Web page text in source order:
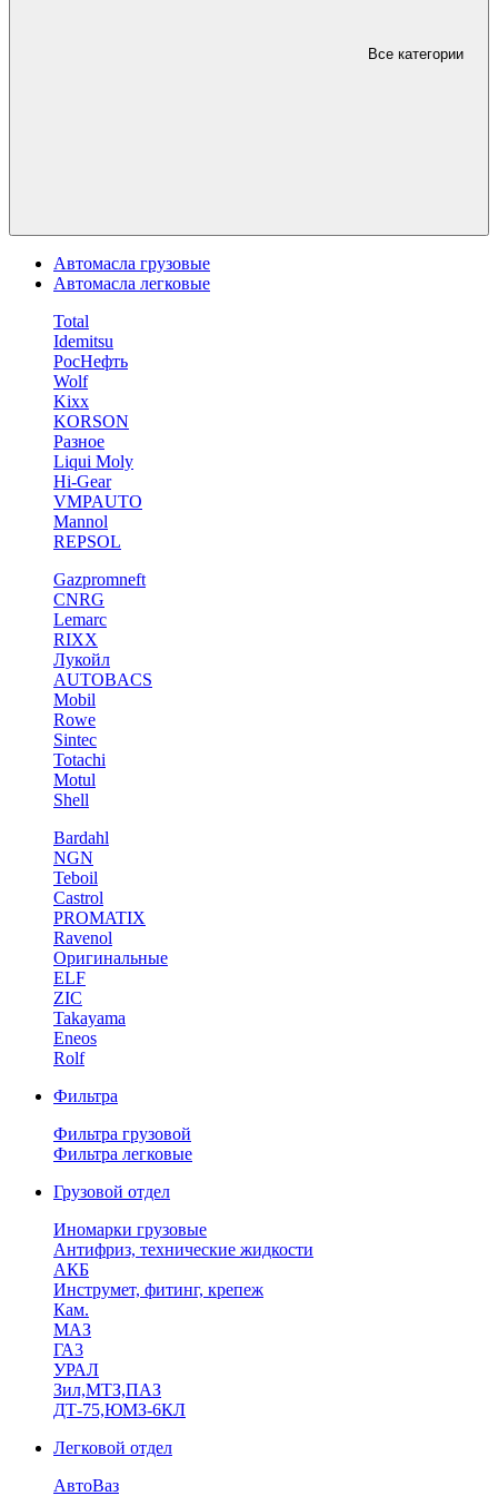
Все категории
Автомасла грузовые
Автомасла легковые
Total
Idemitsu
РосНефть
Wolf
Kixx
KORSON
Разное
Liqui Moly
Hi-Gear
VMPAUTO
Mannol
REPSOL
Gazpromneft
CNRG
Lemarc
RIXX
Лукойл
AUTOBACS
Mobil
Rowe
Sintec
Totachi
Motul
Shell
Bardahl
NGN
Teboil
Castrol
PROMATIX
Ravenol
Оригинальные
ELF
ZIC
Takayama
Eneos
Rolf
Фильтра
Фильтра грузовой
Фильтра легковые
Грузовой отдел
Иномарки грузовые
Антифриз, технические жидкости
АКБ
Инструмет, фитинг, крепеж
Кам.
МАЗ
ГА3
УРАЛ
Зил,МТЗ,ПАЗ
ДТ-75,ЮМЗ-6КЛ
Легковой отдел
АвтоВаз